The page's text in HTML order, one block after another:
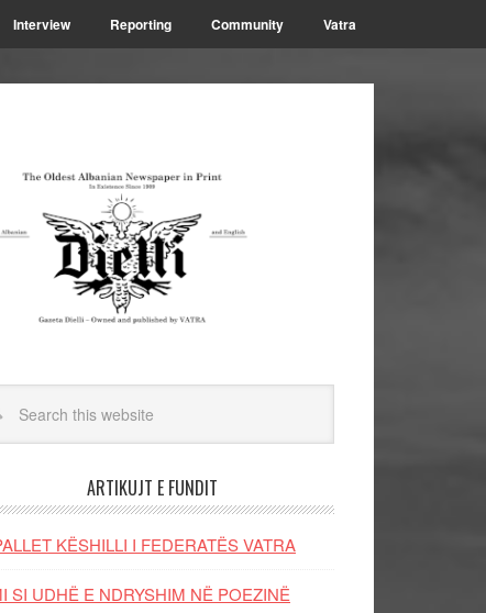
Interview Reporting Community Vatra
ARTIKUJT E FUNDIT
KËSHILLI I FEDERATËS VATRA
SI UDHË E NDRYSHIM NË POEZINË